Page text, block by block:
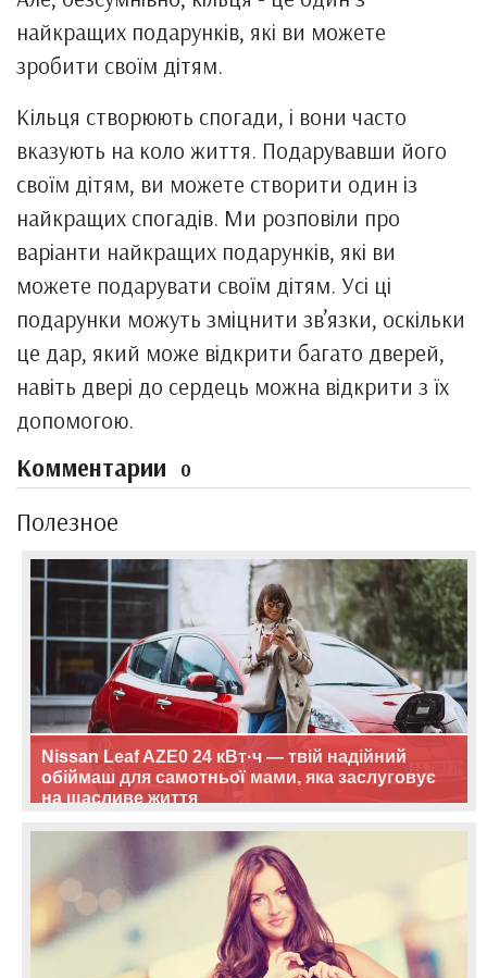
найкращих подарунків, які ви можете
зробити своїм дітям.
Кільця створюють спогади, і вони часто
вказують на коло життя. Подарувавши його
своїм дітям, ви можете створити один із
найкращих спогадів. Ми розповіли про
варіанти найкращих подарунків, які ви
можете подарувати своїм дітям. Усі ці
подарунки можуть зміцнити зв’язки, оскільки
це дар, який може відкрити багато дверей,
навіть двері до сердець можна відкрити з їх
допомогою.
Комментарии 0
Полезное
Nissan Leaf AZE0 24 кВт·ч — твій надійний
обіймаш для самотньої мами, яка заслуговує
на щасливе життя